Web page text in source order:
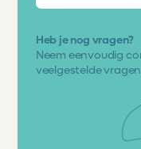
Heb je nog vragen?
Neem eenvoudig
veelgestelde